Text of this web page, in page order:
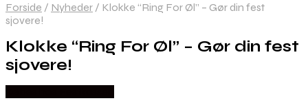
Forside / Nyheder / Klokke “Ring For Øl” – Gør din fest
sjovere!
Klokke “Ring For Øl” – Gør din fest
sjovere!